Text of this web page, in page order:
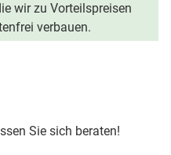
wir zu Vorteilspreisen
verbauen.
Sie sich beraten!